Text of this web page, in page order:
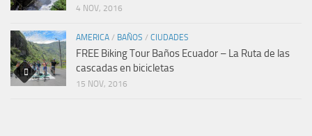
4 NOV, 2016
AMERICA / BAÑOS / CIUDADES
FREE Biking Tour Baños Ecuador – La Ruta de las
cascadas en bicicletas
15 NOV, 2016